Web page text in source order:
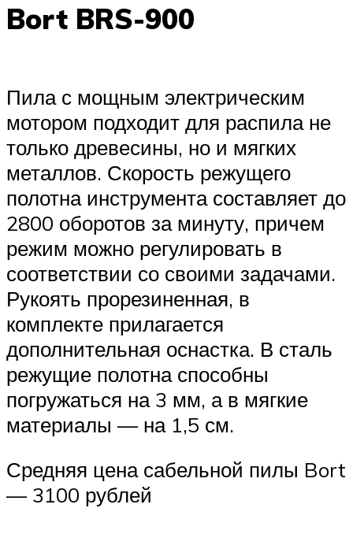
Bort BRS-900
Пила с мощным электрическим
мотором подходит для распила не
только древесины, но и мягких
металлов. Скорость режущего
полотна инструмента составляет до
2800 оборотов за минуту, причем
режим можно регулировать в
соответствии со своими задачами.
Рукоять прорезиненная, в
комплекте прилагается
дополнительная оснастка. В сталь
режущие полотна способны
погружаться на 3 мм, а в мягкие
материалы — на 1,5 см.
Средняя цена сабельной пилы Bort
— 3100 рублей